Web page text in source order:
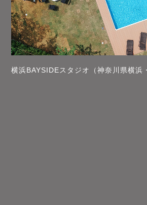
横浜BAYSIDEスタジオ（神奈川県横浜